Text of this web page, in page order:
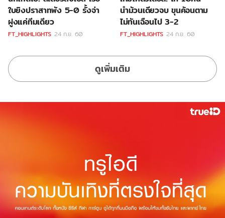
ใบยิงปราสาทพัง 5-0 รั้งจ่า
ฝูงแค่ทีมเดียว
FT_HIGHLIGHTS 24 ก.ย. 60
นำม้วนเดียวจบ ขุนค้อนตาม
ไม่ทันเฉือนไป 3-2
FT_HIGHLIGHTS 24 ก.ย. 60
ดูเพิ่มเติม